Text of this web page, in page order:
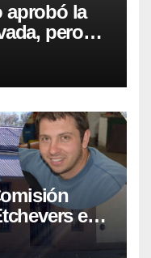
aprobó la
pero
es
la entidad